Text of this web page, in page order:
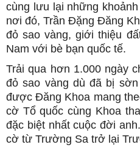
cùng lưu lại những
nơi đó, Trần Đặng Đăng
đỏ sao vàng, giới thiệu
Nam với bè bạn quốc tế.
Trải qua hơn 1.000 ngày
đỏ sao vàng dù đã bị
được Đăng Khoa mang
cờ Tổ quốc cùng Khoa
đặc biệt nhất cuộc đời
cờ từ Trường Sa trở lại